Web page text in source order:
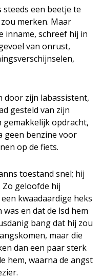
steeds een beetje te
merken. Maar
inname, schreef hij in
van onrust,
door zijn labassistent,
gesteld van zijn
gemakkelijk opdracht,
geen benzine voor
op de fiets.
toestand snel; hij
geloofde hij
kwaadaardige heks
en dat de lsd hem
bang dat hij zou
maar die
dan een paar sterk
hem, waarna de angst